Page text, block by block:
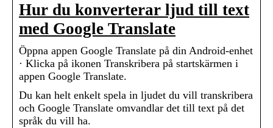
Hur du konverterar ljud till text
med Google Translate
Öppna appen Google Translate på din Android-enhet
· Klicka på ikonen Transkribera på startskärmen i
appen Google Translate.
Du kan helt enkelt spela in ljudet du vill transkribera
och Google Translate omvandlar det till text på det
språk du vill ha.